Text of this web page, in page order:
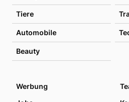
Tiere
Automobile
Beauty
Werbung